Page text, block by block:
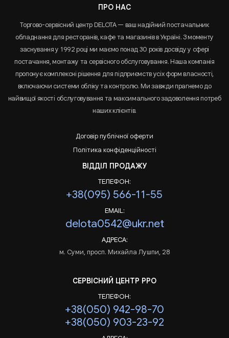
ПРО НАС
Торгово-сервісний центр DELOTA — ваш надійний постачальник
обладнання для ресторанів, кафе та магазинів в Україні. З моменту
заснування у 1992 році ми маємо понад 30 років досвіду у сфері
постачання, монтажу та сервісного обслуговування. Наша компанія
пропонує комплексні рішення для підприємств усіх форм власності,
включаючи системи обліку та контролю. Ми завжди прагнемо до
найвищої якості обслуговування та максимального задоволення потреб
наших клієнтів.
Договір публічної оферти
Політика конфіденційності
ВІДДІЛ ПРОДАЖУ
ТЕЛЕФОН:
+38(095) 566-11-55
EMAIL:
delota0542@ukr.net
АДРЕСА:
м. Суми, просп. Михайла Лушпи, 28
СЕРВІСНИЙ ЦЕНТР РРО
ТЕЛЕФОН:
+38(050) 942-98-70
+38(050) 903-23-92